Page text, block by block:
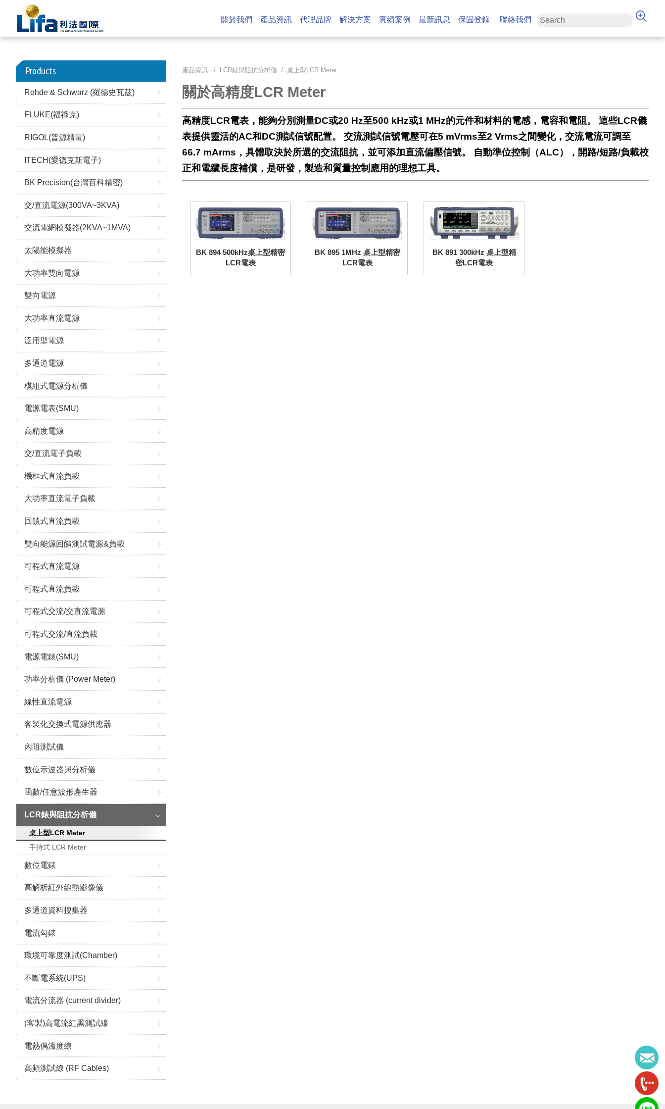
關於我們 產品資訊 代理品牌 解決方案 實績案例 最新訊息 保固登錄 聯絡我們
Products
Rohde & Schwarz (羅德史瓦茲)
FLUKE(福祿克)
RIGOL(普源精電)
ITECH(愛德克斯電子)
BK Precision(台灣百科精密)
交/直流電源(300VA~3KVA)
交流電網模擬器(2KVA~1MVA)
太陽能模擬器
大功率雙向電源
雙向電源
大功率直流電源
泛用型電源
多通道電源
模組式電源分析儀
電源電表(SMU)
高精度電源
交/直流電子負載
機框式直流負載
大功率直流電子負載
回饋式直流負載
雙向能源回饋測試電源&負載
可程式直流電源
可程式直流負載
可程式交流/交直流電源
可程式交流/直流負載
電源電錶(SMU)
功率分析儀 (Power Meter)
線性直流電源
客製化交換式電源供應器
內阻測試儀
數位示波器與分析儀
函數/任意波形產生器
LCR錶與阻抗分析儀
桌上型LCR Meter
手持式 LCR Meter
數位電錶
高解析紅外線熱影像儀
多通道資料搜集器
電流勾錶
環境可靠度測試(Chamber)
不斷電系統(UPS)
電流分流器 (current divider)
(客製)高電流紅黑測試線
電熱偶溫度線
高頻測試線 (RF Cables)
產品資訊 / LCR錶與阻抗分析儀 / 桌上型LCR Meter
關於高精度LCR Meter
高精度LCR電表，能夠分別測量DC或20 Hz至500 kHz或1 MHz的元件和材料的電感，電容和電阻。 這些LCR儀
表提供靈活的AC和DC測試信號配置。 交流測試信號電壓可在5 mVrms至2 Vrms之間變化，交流電流可調至
66.7 mArms，具體取決於所選的交流阻抗，並可添加直流偏壓信號。 自動準位控制（ALC），開路/短路/負載校
正和電纜長度補償，是研發，製造和質量控制應用的理想工具。
BK 894 500kHz桌上型精密
LCR電表
BK 895 1MHz 桌上型精密
LCR電表
BK 891 300kHz 桌上型精
密LCR電表